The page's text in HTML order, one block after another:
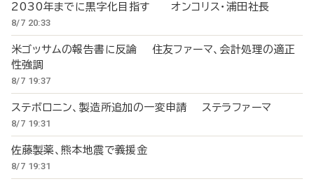
2030年までに黒字化目指す オンコリス・浦田社長
8/7 20:33
米ゴッサムの報告書に反論 住友ファーマ、会計処理の適正
性強調
8/7 19:37
ステボロニン、製造所追加の一変申請 ステラファーマ
8/7 19:31
佐藤製薬、熊本地震で義援金
8/7 19:31